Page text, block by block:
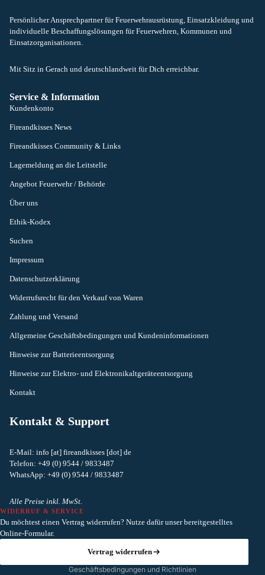
Persönlicher Ansprechpartner für Feuerwehrausrüstung, Einsatzkleidung und
individuelle Beschaffungslösungen für Feuerwehren, Kommunen und
Einsatzorganisationen.
Mit Sitz in Gerach und deutschlandweit für Dich erreichbar.
Service & Information
Kundenkonto
Fireandkisses News
Fireandkisses Community & Links
Lagemeldung an die Leitstelle
Angebot Feuerwehr / Behörde
Über uns
Ethik-Kodex
Suchen
Impressum
Datenschutzerklärung
Widerrufsrecht für den Verkauf von Waren
Zahlung und Versand
Allgemeine Geschäftsbedingungen und Kundeninformationen
Hinweise zur Batterieentsorgung
Hinweise zur Elektro- und Elektronikaltgeräteentsorgung
Kontakt
Kontakt & Support
E-Mail: info [at] fireandkisses [dot] de
Telefon: +49 (0) 9544 / 9833487
WhatsApp: +49 (0) 9544 / 9833487
Alle Preise inkl. MwSt.
WIDERRUF & SERVICE
Du möchtest einen Vertrag widerrufen? Nutze dafür unser bereitgestelltes
Online-Formular.
Vertrag widerrufen
Geschäftsbedingungen und Richtlinien
Widerrufsrecht
AGB
Versand
Kontaktinformationen